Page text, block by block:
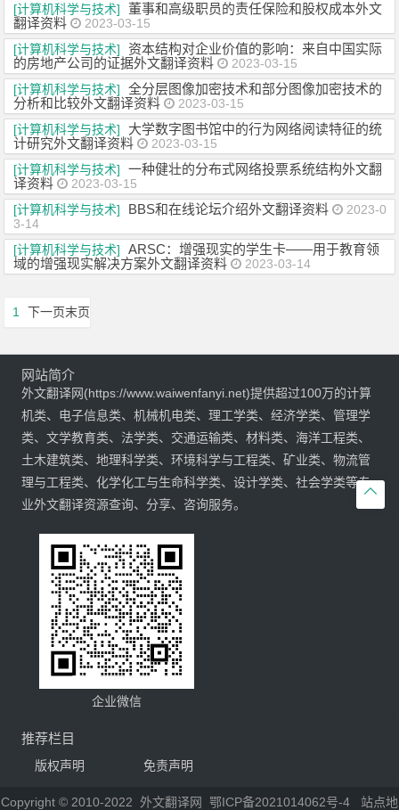
[计算机科学与技术]
董事和高级职员的责任保险和股权成本外文
翻译资料
2023-03-15
[计算机科学与技术]
资本结构对企业价值的影响：来自中国实际
的房地产公司的证据外文翻译资料
2023-03-15
[计算机科学与技术]
全分层图像加密技术和部分图像加密技术的
分析和比较外文翻译资料
2023-03-15
[计算机科学与技术]
大学数字图书馆中的行为网络阅读特征的统
计研究外文翻译资料
2023-03-15
[计算机科学与技术]
一种健壮的分布式网络投票系统结构外文翻
译资料
2023-03-15
[计算机科学与技术]
BBS和在线论坛介绍外文翻译资料
2023-0
3-14
[计算机科学与技术]
ARSC：增强现实的学生卡——用于教育领
域的增强现实解决方案外文翻译资料
2023-03-14
1 下一页末页

网站简介
外文翻译网(https://www.waiwenfanyi.net)提供超过100万的计算
机类、电子信息类、机械机电类、理工学类、经济学类、管理学
类、文学教育类、法学类、交通运输类、材料类、海洋工程类、
土木建筑类、地理科学类、环境科学与工程类、矿业类、物流管
理与工程类、化学化工与生命科学类、设计学类、社会学类等专
业外文翻译资源查询、分享、咨询服务。
企业微信
推荐栏目
版权声明 免责声明
Copyright © 2010-2022 外文翻译网 鄂ICP备2021014062号-4 站点地